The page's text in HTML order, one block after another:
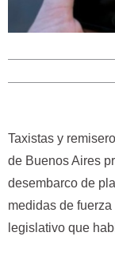
Taxistas y
de Buenos Aires
desembarco de
medidas de
legislativo que